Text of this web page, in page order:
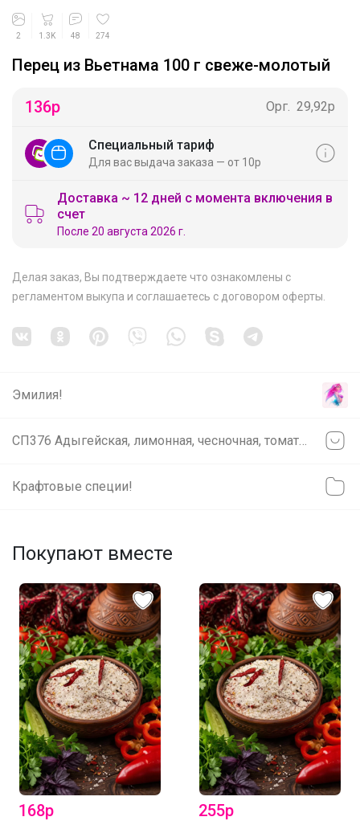
2 1.3K 48 274
Перец из Вьетнама 100 г свеже-молотый
136р Орг. 29,92р
Специальный тариф
Для вас выдача заказа — от 10р
Доставка ~ 12 дней с момента включения в
счет
После 20 августа 2026 г.
Делая заказ, Вы подтверждаете что ознакомлены с
регламентом выкупа и соглашаетесь с договором оферты
Эмилия!
Крафтовые специи!
Покупают вместе
168р 255р